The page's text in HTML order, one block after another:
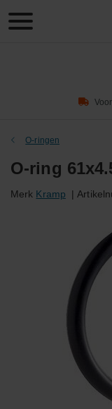
Product
zoeken
O-ringen
O-ring
Merk Kramp |